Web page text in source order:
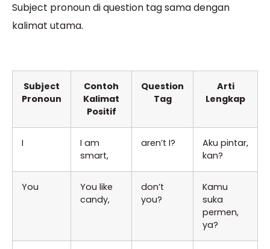
Subject pronoun di question tag sama dengan
kalimat utama.
Subject
Pronoun
Contoh
Kalimat
Positif
Question
Tag
Arti
Lengkap
I
I am
smart,
aren’t I?
Aku pintar,
kan?
You
You like
candy,
don’t
you?
Kamu
suka
permen,
ya?